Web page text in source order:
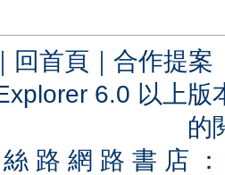
｜ 回首頁 ｜ 合作提案
6.0 以上
的
路 網 路 書 店